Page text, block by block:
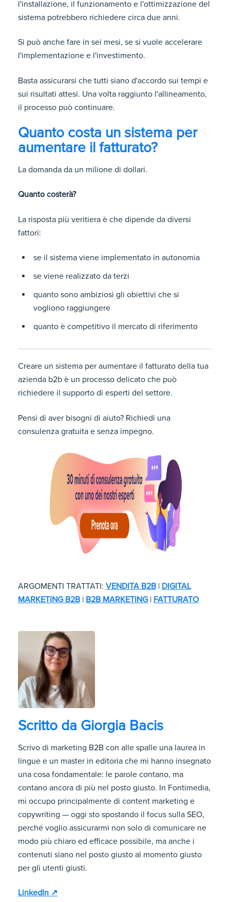
l'installazione, il funzionamento e l'ottimizzazione del
sistema potrebbero richiedere circa due anni.
Si può anche fare in sei mesi, se si vuole accelerare
l'implementazione e l'investimento.
Basta assicurarsi che tutti siano d'accordo sui tempi e
sui risultati attesi. Una volta raggiunto l'allineamento,
il processo può continuare.
Quanto costa un sistema per
aumentare il fatturato?
La domanda da un milione di dollari.
Quanto costerà?
La risposta più veritiera è che dipende da diversi
fattori:
se il sistema viene implementato in autonomia
se viene realizzato da terzi
quanto sono ambiziosi gli obiettivi che si
vogliono raggiungere
quanto è competitivo il mercato di riferimento
Creare un sistema per aumentare il fatturato della tua
azienda b2b è un processo delicato che può
richiedere il supporto di esperti del settore.
Pensi di aver bisogni di aiuto? Richiedi una
consulenza gratuita e senza impegno.
ARGOMENTI TRATTATI: VENDITA B2B | DIGITAL
MARKETING B2B | B2B MARKETING | FATTURATO
Scritto da Giorgia Bacis
Scrivo di marketing B2B con alle spalle una laurea in
lingue e un master in editoria che mi hanno insegnato
una cosa fondamentale: le parole contano, ma
contano ancora di più nel posto giusto. In Fontimedia,
mi occupo principalmente di content marketing e
copywriting — oggi sto spostando il focus sulla SEO,
perché voglio assicurarmi non solo di comunicare ne
modo più chiaro ed efficace possibile, ma anche i
contenuti siano nel posto giusto al momento giusto
per gli utenti giusti.
LinkedIn ↗